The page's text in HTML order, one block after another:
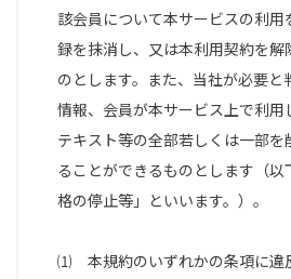
該会員について本サービスの利
録を抹消し、又は本利用契約を解
のとします。また、当社が必要と
情報、会員が本サービス上で利用
テキスト等の全部若しくは一部
ることができるものとします（
格の停止等」といいます。）。
⑴ 本規約のいずれかの条項に違